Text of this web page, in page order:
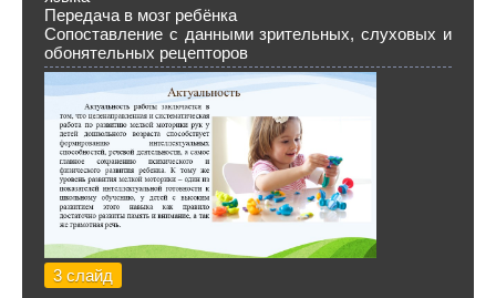
Передача в мозг ребёнка
Сопоставление с данными зрительных, слуховых и
обонятельных рецепторов
3 слайд